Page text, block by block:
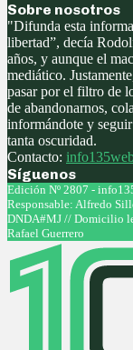
Sobre nosotros
"Difunda esta
libertad”, decía
años, y aunque el
mediático.
pasar por el filtro de
de abandonarnos,
informándote y
tanta oscuridad.
Contacto:
Síguenos
Facebook
Twitter
Instagram
Youtube
Edición Nº 2807 -
Responsable: Alfredo
DNDA#MJ // Domicilio
Rafael Guerrero